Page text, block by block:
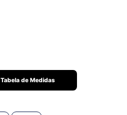
Tabela de Medidas